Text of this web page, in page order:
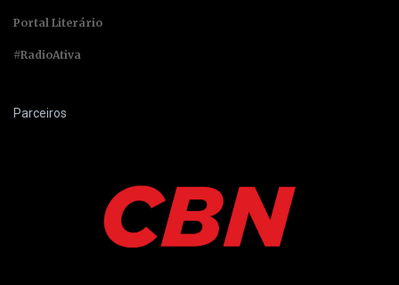
Portal Literário
#RadioAtiva
Parceiros